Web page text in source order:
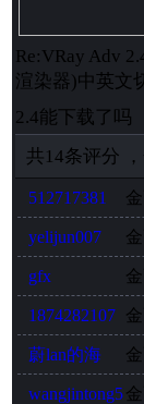
Re:VRay Adv
渲染器)中英文
2.4能下载了吗
共14条评分 ，
512717381
yelijun007
gfx
1874282107
蔚lan的海
wangjintong5